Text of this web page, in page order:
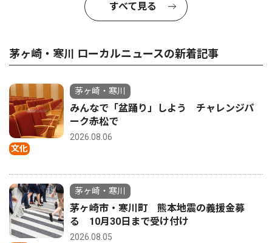
すべて見る
茅ヶ崎・寒川 ローカルニュースの新着記事
文化
茅ヶ崎・寒川
みんなで「盆踊り」しよう チャレンジパ
ーク赤松で
2026.08.06
茅ヶ崎・寒川
茅ヶ崎市・寒川町 熊本地震の義援金募
る 10月30日まで受け付け
2026.08.05